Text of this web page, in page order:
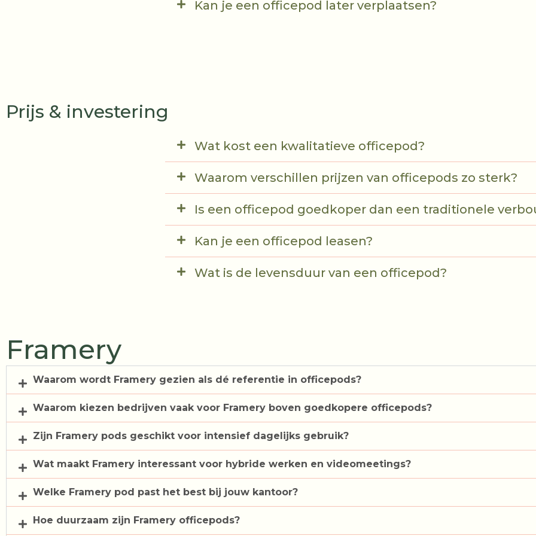
Kan je een officepod later verplaatsen?
Prijs & investering
Wat kost een kwalitatieve officepod?
Waarom verschillen prijzen van officepods zo sterk?
Is een officepod goedkoper dan een traditionele
Kan je een officepod leasen?
Wat is de levensduur van een officepod?
Framery
Waarom wordt Framery gezien als dé referentie in officepods?
Waarom kiezen bedrijven vaak voor Framery boven goedkopere officepods?
Zijn Framery pods geschikt voor intensief dagelijks gebruik?
Wat maakt Framery interessant voor hybride werken en videomeetings?
Welke Framery pod past het best bij jouw kantoor?
Hoe duurzaam zijn Framery officepods?